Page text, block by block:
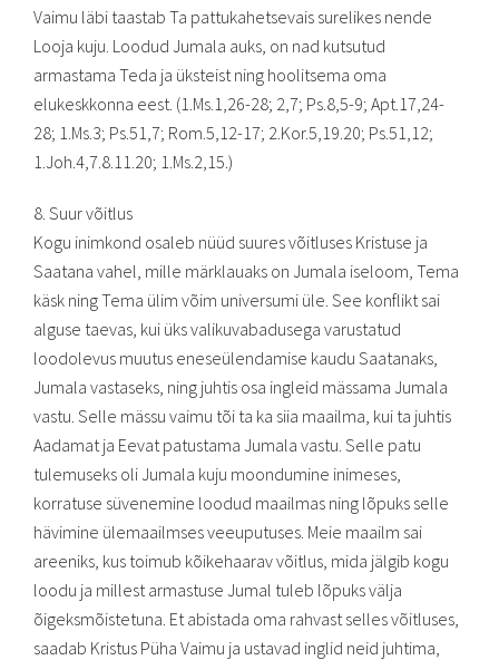
Vaimu läbi taastab Ta pattukahetsevais surelikes nende
Looja kuju. Loodud Jumala auks, on nad kutsutud
armastama Teda ja üksteist ning hoolitsema oma
elukeskkonna eest. (1.Ms.1,26-28; 2,7; Ps.8,5-9; Apt.17,24-
28; 1.Ms.3; Ps.51,7; Rom.5,12-17; 2.Kor.5,19.20; Ps.51,12;
1.Joh.4,7.8.11.20; 1.Ms.2,15.)
8. Suur võitlus
Kogu inimkond osaleb nüüd suures võitluses Kristuse ja
Saatana vahel, mille märklauaks on Jumala iseloom, Tema
käsk ning Tema ülim võim universumi üle. See konflikt sai
alguse taevas, kui üks valikuvabadusega varustatud
loodolevus muutus eneseülendamise kaudu Saatanaks,
Jumala vastaseks, ning juhtis osa ingleid mässama Jumala
vastu. Selle mässu vaimu tõi ta ka siia maailma, kui ta juhtis
Aadamat ja Eevat patustama Jumala vastu. Selle patu
tulemuseks oli Jumala kuju moondumine inimeses,
korratuse süvenemine loodud maailmas ning lõpuks selle
hävimine ülemaailmses veeuputuses. Meie maailm sai
areeniks, kus toimub kõikehaarav võitlus, mida jälgib kogu
loodu ja millest armastuse Jumal tuleb lõpuks välja
õigeksmõistetuna. Et abistada oma rahvast selles võitluses,
saadab Kristus Püha Vaimu ja ustavad inglid neid juhtima,